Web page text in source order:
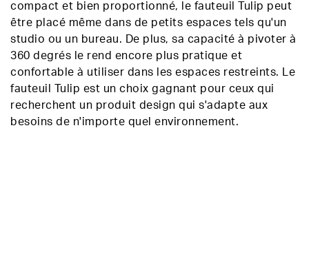
compact et bien proportionné, le fauteuil Tulip peut
être placé même dans de petits espaces tels qu'un
studio ou un bureau. De plus, sa capacité à pivoter à
360 degrés le rend encore plus pratique et
confortable à utiliser dans les espaces restreints. Le
fauteuil Tulip est un choix gagnant pour ceux qui
recherchent un produit design qui s'adapte aux
besoins de n'importe quel environnement.